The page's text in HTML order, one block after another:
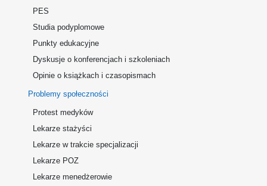
PES
Studia podyplomowe
Punkty edukacyjne
Dyskusje o konferencjach i szkoleniach
Opinie o książkach i czasopismach
Problemy społeczności
Protest medyków
Lekarze stażyści
Lekarze w trakcie specjalizacji
Lekarze POZ
Lekarze menedżerowie